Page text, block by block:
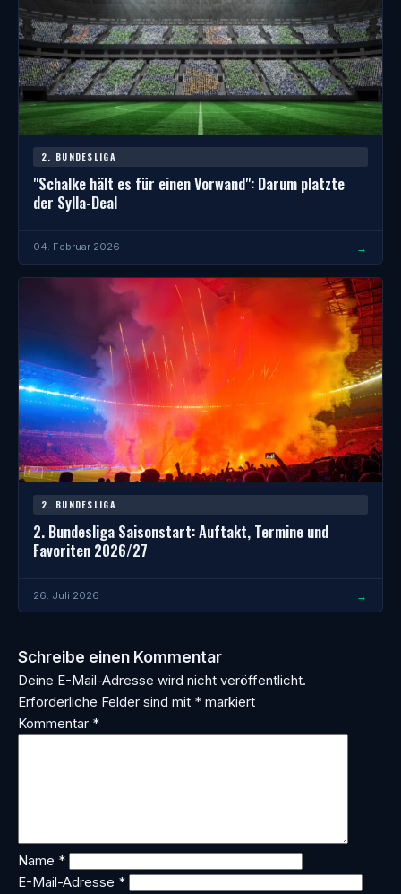
2. BUNDESLIGA
"Schalke hält es für einen Vorwand": Darum platzte
der Sylla-Deal
04. Februar 2026 →
2. BUNDESLIGA
2. Bundesliga Saisonstart: Auftakt, Termine und
Favoriten 2026/27
26. Juli 2026 →
Schreibe einen Kommentar
Deine E-Mail-Adresse wird nicht veröffentlicht.
Erforderliche Felder sind mit * markiert
Kommentar *
Name *
E-Mail-Adresse *